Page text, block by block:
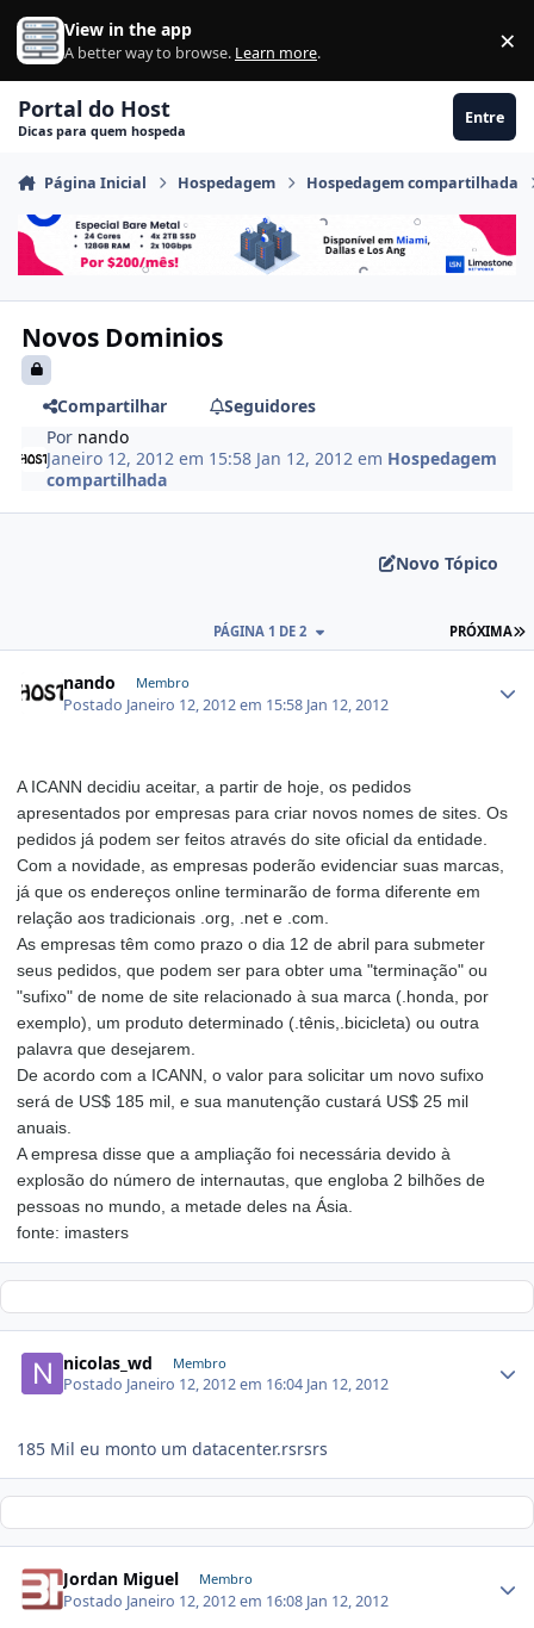
Ir para conteúdo
View in the app
A better way to browse. Learn more. ×
Portal do Host
Dicas para quem hospeda
Entre
Página Inicial Hospedagem Hospedagem compartilhada
Novos Dominios
Compartilhar
Seguidores
Por nando
Janeiro 12, 2012 em 15:58 Jan 12, 2012 em Hospedagem
compartilhada
Novo Tópico
PRÓXIMA
PÁGINA 1 DE 2
nando Membro
Postado Janeiro 12, 2012 em 15:58 Jan 12, 2012
A ICANN decidiu aceitar, a partir de hoje, os pedidos
apresentados por empresas para criar novos nomes de sites. Os
pedidos já podem ser feitos através do site oficial da entidade
Com a novidade, as empresas poderão evidenciar suas marcas,
já que os endereços online terminarão de forma diferente em
relação aos tradicionais .org, .net e .com.
As empresas têm como prazo o dia 12 de abril para submeter
seus pedidos, que podem ser para obter uma "terminação" ou
"sufixo" de nome de site relacionado à sua marca (.honda, por
exemplo), um produto determinado (.tênis,.bicicleta) ou outra
palavra que desejarem.
De acordo com a ICANN, o valor para solicitar um novo sufixo
será de US$ 185 mil, e sua manutenção custará US$ 25 mil
anuais.
A empresa disse que a ampliação foi necessária devido à
explosão do número de internautas, que engloba 2 bilhões de
pessoas no mundo, a metade deles na Ásia.
fonte: imasters
nicolas_wd Membro
Postado Janeiro 12, 2012 em 16:04 Jan 12, 2012
185 Mil eu monto um datacenter.rsrsrs
Jordan Miguel Membro
Postado Janeiro 12, 2012 em 16:08 Jan 12, 2012